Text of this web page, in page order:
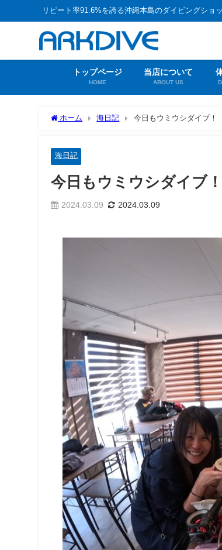
リピート率91.6%を誇る沖縄本島のダイビングショ
トップページ
HOME
当店について
ABOUT US
ホーム 海日記 今日もウミウシダイブ！
海日記
今日もウミウシダイブ！
2024.03.09 2024.03.09